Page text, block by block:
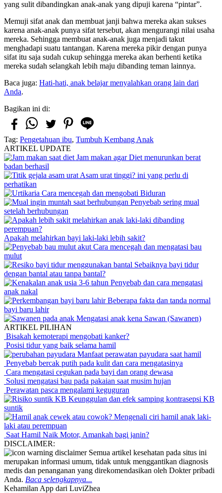
yang sulit dibandingkan anak-anak yang dipuji karena “pintar”.
Memuji sifat anak dan membuat janji bahwa mereka akan sukses
karena anak-anak punya sifat tersebut, akan mengurangi nilai usaha
mereka. Sehingga membuat anak-anak juga menjadi takut
menghadapi suatu tantangan. Karena mereka pikir dengan punya
sifat itu saja sudah cukup sehingga mereka akan berhenti ketika
mereka sudah selangkah lebih maju dibanding teman lainnya.
Baca juga: Hati-hati, anak belajar menyalahkan orang lain dari
Anda.
Bagikan ini di:
Tag: Pengetahuan ibu, Tumbuh Kembang Anak
ARTIKEL UPDATE
Jam makan agar Diet menurunkan berat
badan berhasil
Asam urat tinggi? ini yang perlu di
perhatikan
Cara mencegah dan mengobati Biduran
Penyebab sering mual
setelah berhubungan
Apakah melahirkan bayi laki-laki lebih sakit?
Cara mencegah dan mengatasi bau
mulut
Sebaiknya bayi tidur
dengan bantal atau tanpa bantal?
Penyebab dan cara mengatasi
anak nakal
Beberapa fakta dan tanda normal
bayi baru lahir
Mengatasi anak kena Sawan (Sawanen)
ARTIKEL PILIHAN
Bisakah kemoterapi mengobati kanker?
Posisi tidur yang baik selama hamil
Manfaat perawatan payudara saat hamil
Penyebab bercak putih pada kulit dan cara mengatasinya
Cara mengatasi cegukan pada bayi dan orang dewasa
Solusi mengatasi bau pada pakaian saat musim hujan
Perawatan pasca mengalami keguguran
Keunggulan dan efek samping kontrasepsi KB
suntik
Mengenali ciri hamil anak laki-
laki atau perempuan
Saat Hamil Naik Motor, Amankah bagi janin?
DISCLAIMER:
Semua artikel kesehatan pada situs ini
merupakan informasi umum, tidak untuk menggantikan diagnosis
medis dan penanganan yang direkomendasikan oleh Dokter pribadi
Anda. Baca selengkapnya...
Kehamilan App dari LuviZhea